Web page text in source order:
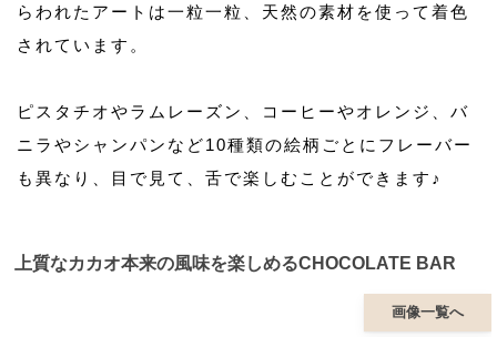
らわれたアートは一粒一粒、天然の素材を使って着色
されています。
ピスタチオやラムレーズン、コーヒーやオレンジ、バ
ニラやシャンパンなど10種類の絵柄ごとにフレーバー
も異なり、目で見て、舌で楽しむことができます♪
上質なカカオ本来の風味を楽しめるCHOCOLATE BAR
画像一覧へ